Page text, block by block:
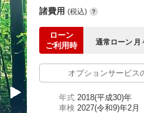
諸費用 (税込)
ローン
ご利用時
通常ローン 月
オプションサービス
年式 2018(平成30)年
車検 2027(令和9)年2月